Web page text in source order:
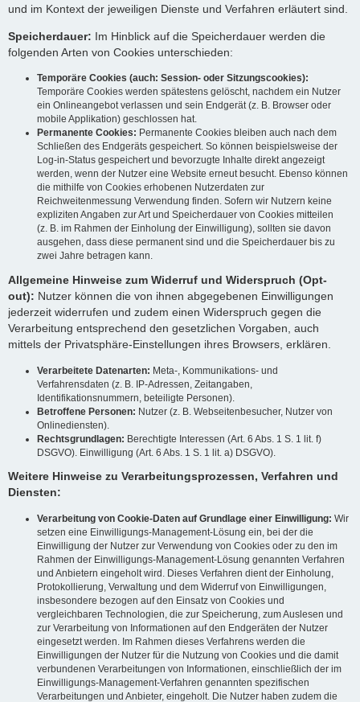
und im Kontext der jeweiligen Dienste und Verfahren erläutert sind.
Speicherdauer: Im Hinblick auf die Speicherdauer werden die
folgenden Arten von Cookies unterschieden:
Temporäre Cookies (auch: Session- oder Sitzungscookies):
Temporäre Cookies werden spätestens gelöscht, nachdem ein Nutzer
ein Onlineangebot verlassen und sein Endgerät (z. B. Browser oder
mobile Applikation) geschlossen hat.
Permanente Cookies: Permanente Cookies bleiben auch nach dem
Schließen des Endgeräts gespeichert. So können beispielsweise der
Log-in-Status gespeichert und bevorzugte Inhalte direkt angezeigt
werden, wenn der Nutzer eine Website erneut besucht. Ebenso können
die mithilfe von Cookies erhobenen Nutzerdaten zur
Reichweitenmessung Verwendung finden. Sofern wir Nutzern keine
expliziten Angaben zur Art und Speicherdauer von Cookies mitteilen
(z. B. im Rahmen der Einholung der Einwilligung), sollten sie davon
ausgehen, dass diese permanent sind und die Speicherdauer bis zu
zwei Jahre betragen kann.
Allgemeine Hinweise zum Widerruf und Widerspruch (Opt-
out): Nutzer können die von ihnen abgegebenen Einwilligungen
jederzeit widerrufen und zudem einen Widerspruch gegen die
Verarbeitung entsprechend den gesetzlichen Vorgaben, auch
mittels der Privatsphäre-Einstellungen ihres Browsers, erklären.
Verarbeitete Datenarten: Meta-, Kommunikations- und
Verfahrensdaten (z. B. IP-Adressen, Zeitangaben,
Identifikationsnummern, beteiligte Personen).
Betroffene Personen: Nutzer (z. B. Webseitenbesucher, Nutzer von
Onlinediensten).
Rechtsgrundlagen: Berechtigte Interessen (Art. 6 Abs. 1 S. 1 lit. f)
DSGVO). Einwilligung (Art. 6 Abs. 1 S. 1 lit. a) DSGVO).
Weitere Hinweise zu Verarbeitungsprozessen, Verfahren und
Diensten:
Verarbeitung von Cookie-Daten auf Grundlage einer Einwilligung: Wir
setzen eine Einwilligungs-Management-Lösung ein, bei der die
Einwilligung der Nutzer zur Verwendung von Cookies oder zu den im
Rahmen der Einwilligungs-Management-Lösung genannten Verfahren
und Anbietern eingeholt wird. Dieses Verfahren dient der Einholung,
Protokollierung, Verwaltung und dem Widerruf von Einwilligungen,
insbesondere bezogen auf den Einsatz von Cookies und
vergleichbaren Technologien, die zur Speicherung, zum Auslesen und
zur Verarbeitung von Informationen auf den Endgeräten der Nutzer
eingesetzt werden. Im Rahmen dieses Verfahrens werden die
Einwilligungen der Nutzer für die Nutzung von Cookies und die damit
verbundenen Verarbeitungen von Informationen, einschließlich der im
Einwilligungs-Management-Verfahren genannten spezifischen
Verarbeitungen und Anbieter, eingeholt. Die Nutzer haben zudem die